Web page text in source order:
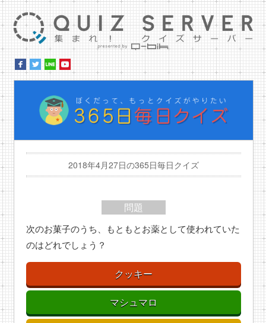
2018年4月27日の365日毎日クイズ
問題
次のお菓子のうち、もともとお薬として使われていた
のはどれでしょう？
クッキー
マシュマロ